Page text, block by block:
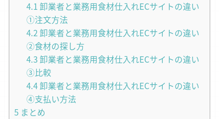
4.1卸業者と業務用食材仕入れECサイトの違い
①注文方法
4.2卸業者と業務用食材仕入れECサイトの違い
②食材の探し方
4.3卸業者と業務用食材仕入れECサイトの違い
③比較
4.4卸業者と業務用食材仕入れECサイトの違い
④支払い方法
5まとめ